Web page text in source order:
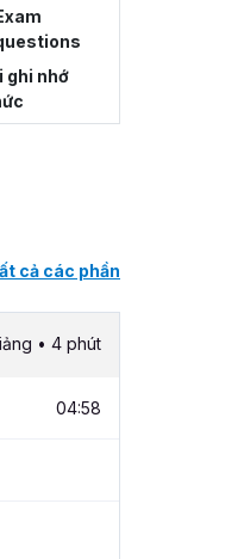
ghi nhớ
cả các phần
• 4 phút
04:58